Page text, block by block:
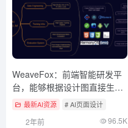
WeaveFox：前端智能研发平
台，能够根据设计图直接生成
源代码
最新AI资源 # AI页面设计
2年前 96.5K